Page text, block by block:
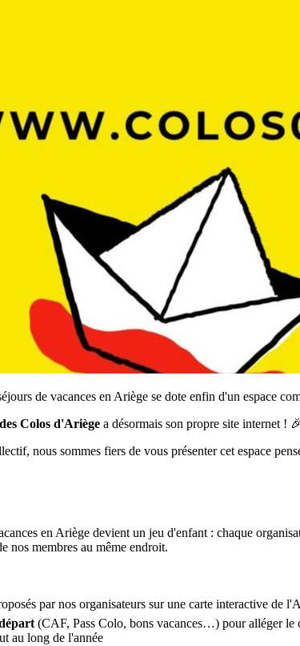
de vacances en Ariège se dote enfin d'un espace
Colos d'Ariège a désormais son propre site internet !
nous sommes fiers de vous présenter cet espace
en Ariège devient un jeu d'enfant : chaque
nos membres au même endroit.
par nos organisateurs sur une carte interactive de
(CAF, Pass Colo, bons vacances…) pour alléger le
au long de l'année